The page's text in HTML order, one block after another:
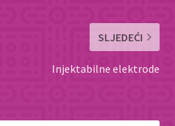
SLJEDEĆI
Injektabilne elektrode